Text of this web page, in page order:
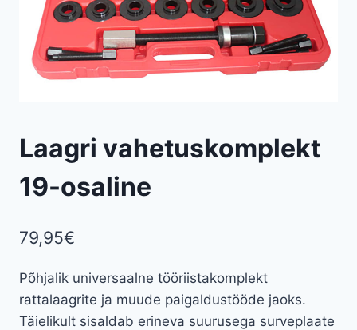
Laagri vahetuskomplekt
19-osaline
79,95€
Põhjalik universaalne tööriistakomplekt
rattalaagrite ja muude paigaldustööde jaoks.
Täielikult sisaldab erineva suurusega surveplaate